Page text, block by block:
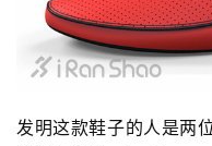
发明这款鞋子的人是两